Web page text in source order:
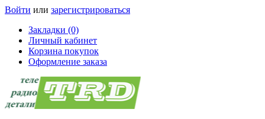
Войти или зарегистрироваться
Закладки (0)
Личный кабинет
Корзина покупок
Оформление заказа